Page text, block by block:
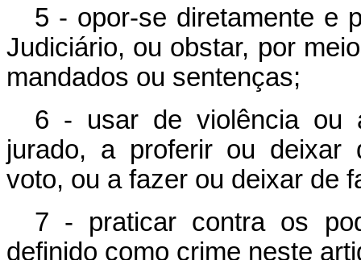
5 - opor-se diretamente e
Judiciário, ou obstar, por
mandados ou sentenças;
6 - usar de violência ou
jurado, a proferir ou deixar
voto, ou a fazer ou deixar de
7 - praticar contra os
definido como crime neste